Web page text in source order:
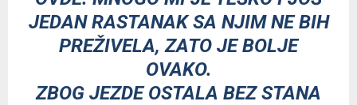
JEDAN RASTANAK SA NJIM NE BIH
PREŽIVELA, ZATO JE BOLJE
OVAKO.
ZBOG JEZDE OSTALA BEZ STANA